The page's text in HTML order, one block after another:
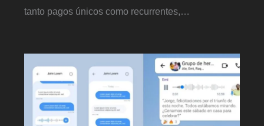
tanto pagos únicos como recurrentes,…